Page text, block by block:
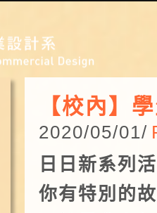
【校內】
2020/05/01/
日日新系列
你有特別的